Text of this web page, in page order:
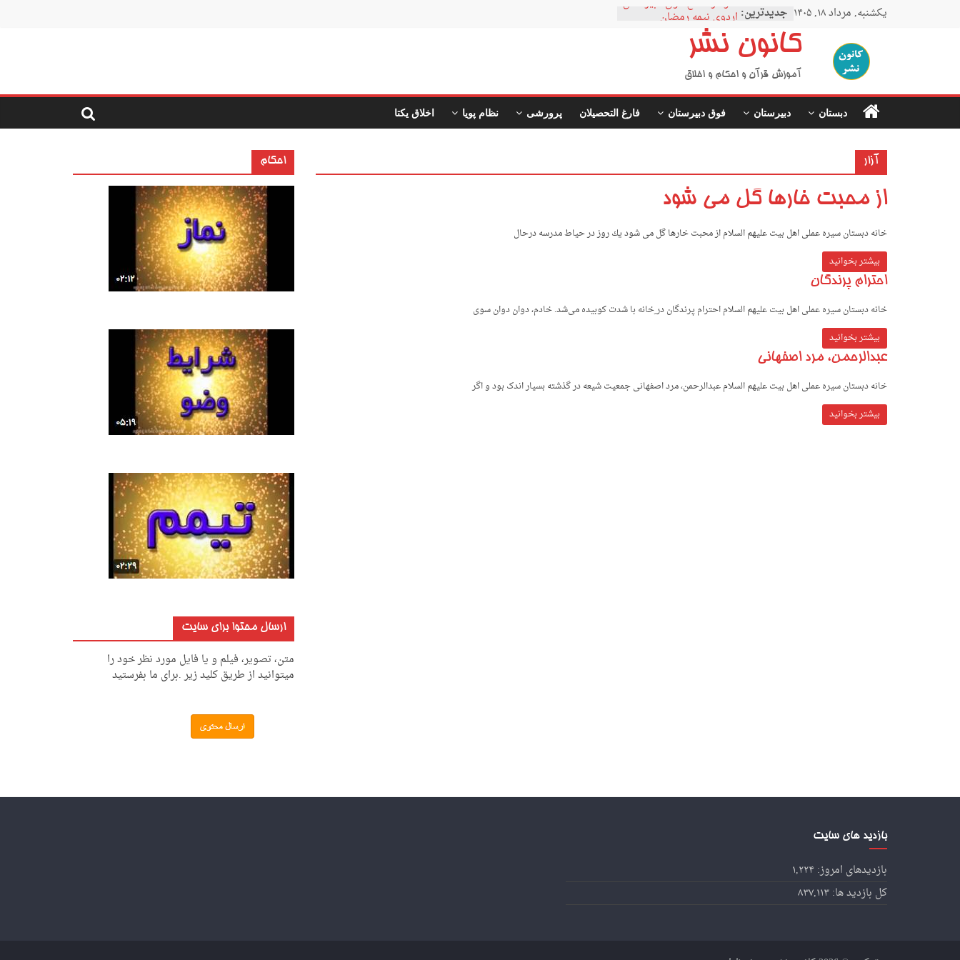
یکشنبه, مرداد ۱۸, ۱۴۰۵ جدیدترین: نمودار مقطع فوق دبیرستان
اردوی نیمه رمضان
اردوی نیمه شعبان
اردوی غدیر
اردوی محرم
کانون نشر
آموزش قرآن و احکام و اخلاق
دبستان دبیرستان فوق دبیرستان فارغ التحصیلان پرورشی نظام پویا اخلاق یکتا
آزار
از محبت خارها گل می شود
خانه دبستان سیره عملی اهل بیت علیهم السلام از محبت خارها گل می شود ﻳﻚ روز در ﺣﻴﺎط ﻣﺪرﺳﻪ درﺣﺎل
بیشتر بخوانید
احترام پرندگان
خانه دبستان سیره عملی اهل بیت علیهم السلام احترام پرندگان در ِﺧﺎﻧﻪ ﺑﺎ ﺷﺪت ﻛﻮﺑﻴﺪه ﻣﻰﺷﺪ. ﺧﺎدم، دوان دوان ﺳﻮى
بیشتر بخوانید
عبدالرحمن، مرد اصفهانی
خانه دبستان سیره عملی اهل بیت علیهم السلام عبدالرحمن، مرد اصفهانی جمعیت شیعه در گذشته بسیار اندک بود و اگر
بیشتر بخوانید
احکام
ارسال محتوا برای سایت
متن، تصویر، فیلم و یا فایل مورد نظر خود را
میتوانید از طریق کلید زیر .برای ما بفرستید
بازدید های سایت
بازدیدهای امروز: ۱,۲۲۴
کل بازدید ها:۸۳۷,۱۱۳